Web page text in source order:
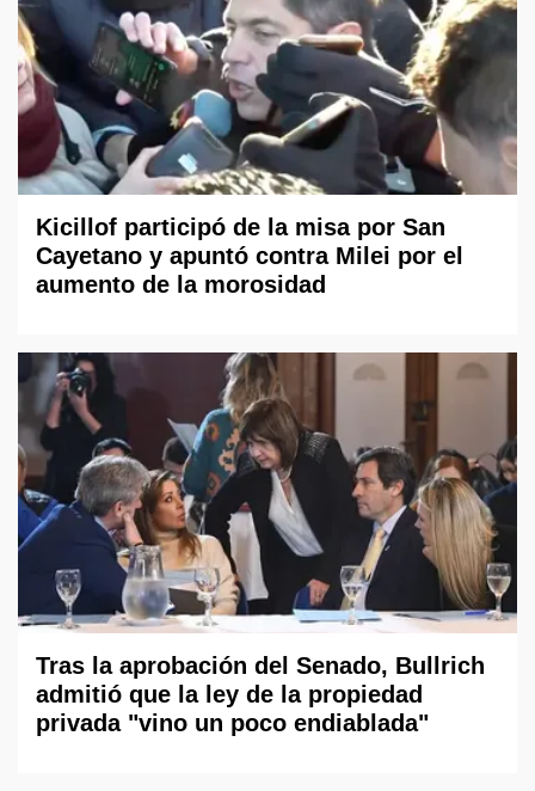
Kicillof participó de la misa por San
Cayetano y apuntó contra Milei por el
aumento de la morosidad
Tras la aprobación del Senado, Bullrich
admitió que la ley de la propiedad
privada "vino un poco endiablada"